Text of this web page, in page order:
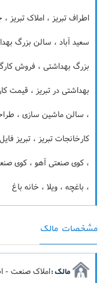
اطراف تبریز ، املاک
سعید آباد ، سالن بزرگ
بزرگ بهداشتی ، فروش
بهداشتی در تبریز ، قیمت
، سالن ماشین سازی ،
کارخانجات تبریز ، تبریز
، کوی صنعتی آهو ، کوی
، باغچه ، ویلا ، خانه باغ
مشخصات مالک
مالک :املاک صنعت -